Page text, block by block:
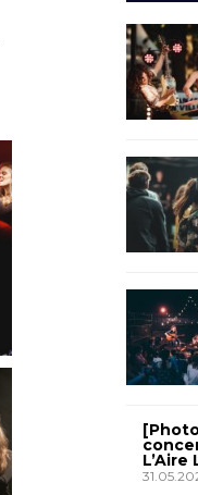
L’Aire